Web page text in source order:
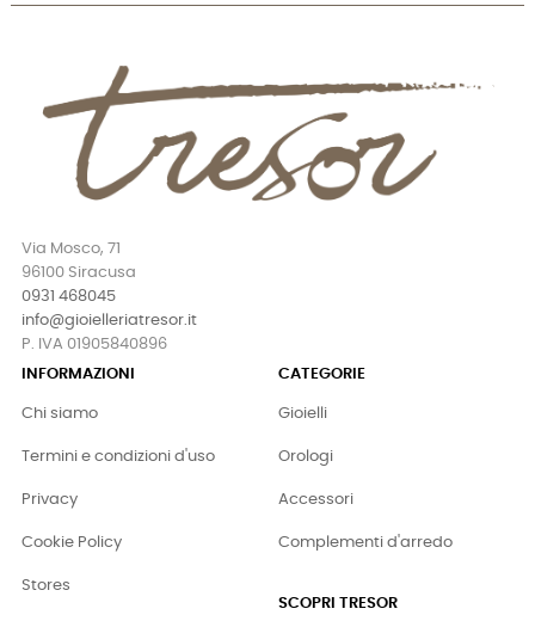
Via Mosco, 71
96100 Siracusa
0931 468045
info@gioielleriatresor.it
P. IVA 01905840896
INFORMAZIONI
Chi siamo
Termini e condizioni d'uso
Privacy
Cookie Policy
Stores
CATEGORIE
Gioielli
Orologi
Accessori
Complementi d'arredo
SCOPRI TRESOR